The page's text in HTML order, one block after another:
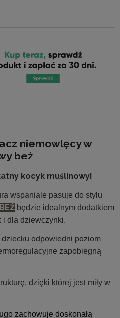
niemowlęcy w
beż
kocyk muślinowy!
wspaniale pasuje do stylu
będzie idealnym dodatkiem
i dla dziewczynki.
dziecku odpowiedni poziom
zapobiegną
dzięki której jest miły w
zachowuje doskonałą